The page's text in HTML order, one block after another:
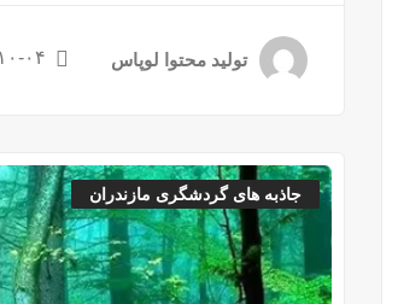
تولید محتوا لوپاس
جاذبه های گردشگری مازندران